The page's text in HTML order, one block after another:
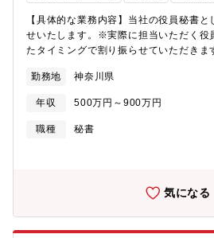
【具体的な業務内容】当社の役員秘書
せいたします。※実際に担当いただく役
たタイミングで割り振らせていただきま
では未定です。■スケジュール管理（比
す。）■国内・海外の出張手配■顧客先
資料作成（英語資料含む）■挨拶状、礼
イント訪問に際して役員同席依頼が多く
服はなく、オフィスカジュアルとなりま
どで使用（メール・会話両方）しますが
ございません。英語が話せるメンバーが
く方にも一定レベルの英語力は期待して
退職者の欠員補充【期待すること】・仕
勤務地 神奈川県
年収 500万円～900万円
職種
秘書
気になる